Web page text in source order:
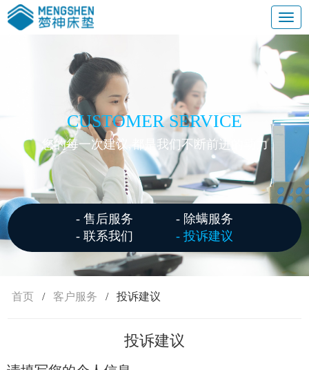
CUSTOMER SERVICE
您的每一次建议,都是我们不断前进的动力
- 售后服务
- 除螨服务
- 联系我们
- 投诉建议
首页 / 客户服务 / 投诉建议
投诉建议